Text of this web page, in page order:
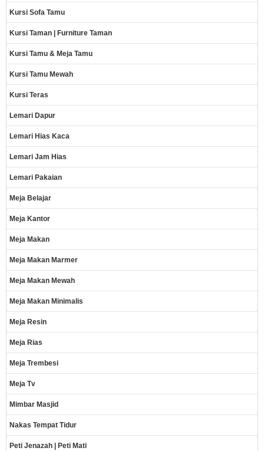
Kursi Sofa Tamu
Kursi Taman | Furniture Taman
Kursi Tamu & Meja Tamu
Kursi Tamu Mewah
Kursi Teras
Lemari Dapur
Lemari Hias Kaca
Lemari Jam Hias
Lemari Pakaian
Meja Belajar
Meja Kantor
Meja Makan
Meja Makan Marmer
Meja Makan Mewah
Meja Makan Minimalis
Meja Resin
Meja Rias
Meja Trembesi
Meja Tv
Mimbar Masjid
Nakas Tempat Tidur
Peti Jenazah | Peti Mati